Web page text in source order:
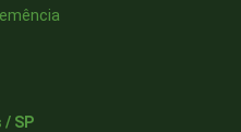
/ SP